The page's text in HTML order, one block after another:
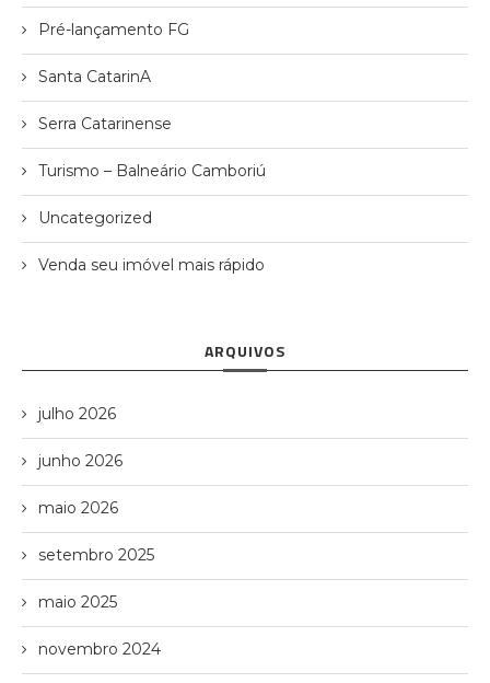
Pré-lançamento FG
Santa CatarinA
Serra Catarinense
Turismo – Balneário Camboriú
Uncategorized
Venda seu imóvel mais rápido
ARQUIVOS
julho 2026
junho 2026
maio 2026
setembro 2025
maio 2025
novembro 2024